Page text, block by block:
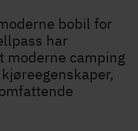
bobil for
har
moderne camping
nær deg